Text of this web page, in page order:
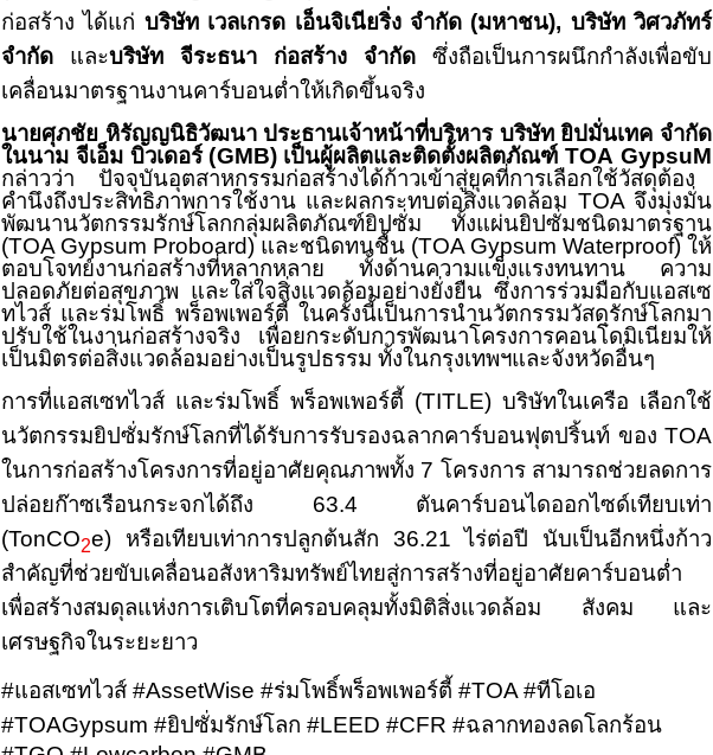
ก่อสร้าง ได้แก่ บริษัท เวลเกรด เอ็นจิเนียริ่ง จำกัด (มหาชน), บริษัท วิศวภัทร์
จำกัด และบริษัท จีระธนา ก่อสร้าง จำกัด ซึ่งถือเป็นการผนึกกำลังเพื่อขับ
เคลื่อนมาตรฐานงานคาร์บอนต่ำให้เกิดขึ้นจริง
นายศุภชัย หิรัญญนิธิวัฒนา ประธานเจ้าหน้าที่บริหาร บริษัท ยิปมั่นเทค จำกัด
ในนาม จีเอ็ม บิวเดอร์ (GMB) เป็นผู้ผลิตและติดตั้งผลิตภัณฑ์TOA GypsuM
กล่าวว่า ปัจจุบันอุตสาหกรรมก่อสร้างได้ก้าวเข้าสู่ยุคที่การเลือกใช้วัสดุต้อง
คำนึงถึงประสิทธิภาพการใช้งาน และผลกระทบต่อสิ่งแวดล้อม TOA จึงมุ่งมั่น
พัฒนานวัตกรรมรักษ์โลกกลุ่มผลิตภัณฑ์ยิปซั่ม ทั้งแผ่นยิปซั่มชนิดมาตรฐาน
(TOA Gypsum Proboard) และชนิดทนชื้น (TOA Gypsum Waterproof) ให้
ตอบโจทย์งานก่อสร้างที่หลากหลาย ทั้งด้านความแข็งแรงทนทาน ความ
ปลอดภัยต่อสุขภาพ และใส่ใจสิ่งแวดล้อมอย่างยั่งยืน ซึ่งการร่วมมือกับแอสเซ
ทไวส์ และร่มโพธิ์ พร็อพเพอร์ตี้ ในครั้งนี้เป็นการนำนวัตกรรมวัสดุรักษ์โลกมา
ปรับใช้ในงานก่อสร้างจริง เพื่อยกระดับการพัฒนาโครงการคอนโดมิเนียมให้
เป็นมิตรต่อสิ่งแวดล้อมอย่างเป็นรูปธรรม ทั้งในกรุงเทพฯและจังหวัดอื่นๆ
การที่แอสเซทไวส์ และร่มโพธิ์ พร็อพเพอร์ตี้ (TITLE) บริษัทในเครือ เลือกใช้
นวัตกรรมยิปซั่มรักษ์โลกที่ได้รับการรับรองฉลากคาร์บอนฟุตปริ้นท์ ของ TOA
ในการก่อสร้างโครงการที่อยู่อาศัยคุณภาพทั้ง 7 โครงการ สามารถช่วยลดการ
ปล่อยก๊าซเรือนกระจกได้ถึง 63.4 ตันคาร์บอนไดออกไซด์เทียบเท่า
(TonCO2e) หรือเทียบเท่าการปลูกต้นสัก 36.21ไร่ต่อปี นับเป็นอีกหนึ่งก้าว
สำคัญที่ช่วยขับเคลื่อนอสังหาริมทรัพย์ไทยสู่การสร้างที่อยู่อาศัยคาร์บอนต่ำ
เพื่อสร้างสมดุลแห่งการเติบโตที่ครอบคลุมทั้งมิติสิ่งแวดล้อม สังคม และ
เศรษฐกิจในระยะยาว
#แอสเซทไวส์ #AssetWise #ร่มโพธิ์พร็อพเพอร์ตี้ #TOA #ทีโอเอ
#TOAGypsum #ยิปซั่มรักษ์โลก #LEED #CFR #ฉลากทองลดโลกร้อน